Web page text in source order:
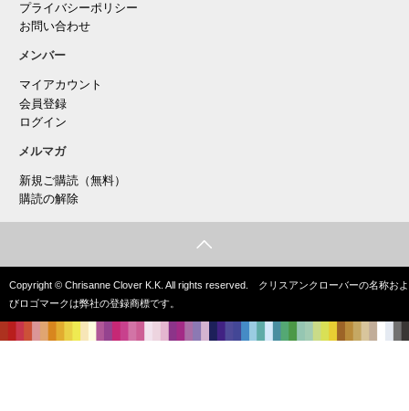
プライバシーポリシー
お問い合わせ
メンバー
マイアカウント
会員登録
ログイン
メルマガ
新規ご購読（無料）
購読の解除
Copyright © Chrisanne Clover K.K. All rights reserved. クリスアンクローバーの名称およ
びロゴマークは弊社の登録商標です。